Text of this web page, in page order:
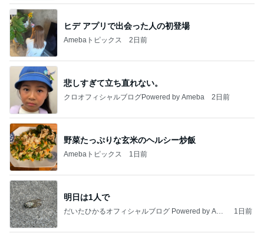
ヒデ アプリで出会った人の初登場
Amebaトピックス 2日前
悲しすぎて立ち直れない。
クロオフィシャルブログPowered by Ameba 2日前
野菜たっぷりな玄米のヘルシー炒飯
Amebaトピックス 1日前
明日は1人で
だいたひかるオフィシャルブログ Powered by Ame
1日前